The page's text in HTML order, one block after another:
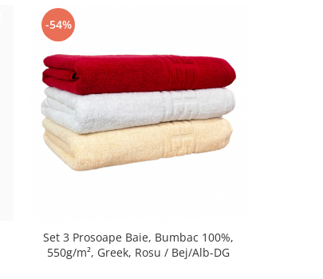
-54%
Set 3 Prosoape Baie, Bumbac 100%,
550g/m², Greek, Rosu / Bej/Alb-DG